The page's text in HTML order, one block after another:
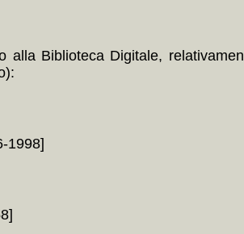
alla Biblioteca Digitale,
1998]